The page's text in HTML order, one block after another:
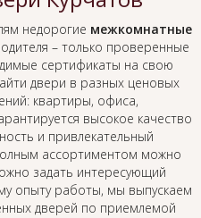
недорогие межкомнатные
– только проверенные
сертификаты на свою
двери в разных ценовых
квартиры, офиса,
высокое качество
и привлекательный
ассортиментом можно
задать интересующий
опыту работы, мы выпускаем
дверей по приемлемой